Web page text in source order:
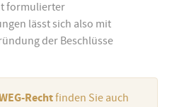
formulierter
lässt sich also mit
der Beschlüsse
Rechtfinden Sie auch